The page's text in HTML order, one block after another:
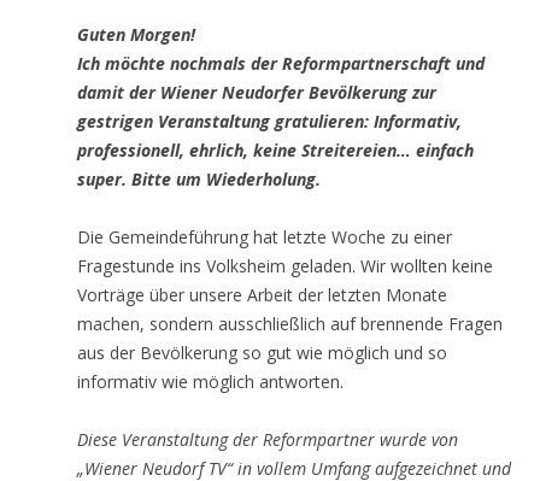
Guten Morgen!
Ich möchte nochmals der Reformpartnerschaft und
damit der Wiener Neudorfer Bevölkerung zur
gestrigen Veranstaltung gratulieren: Informativ,
professionell, ehrlich, keine Streitereien… einfach
super. Bitte um Wiederholung.
Die Gemeindeführung hat letzte Woche zu einer
Fragestunde ins Volksheim geladen. Wir wollten keine
Vorträge über unsere Arbeit der letzten Monate
machen, sondern ausschließlich auf brennende Fragen
aus der Bevölkerung so gut wie möglich und so
informativ wie möglich antworten.
Diese Veranstaltung der Reformpartner wurde von
„Wiener Neudorf TV“ in vollem Umfang aufgezeichnet und